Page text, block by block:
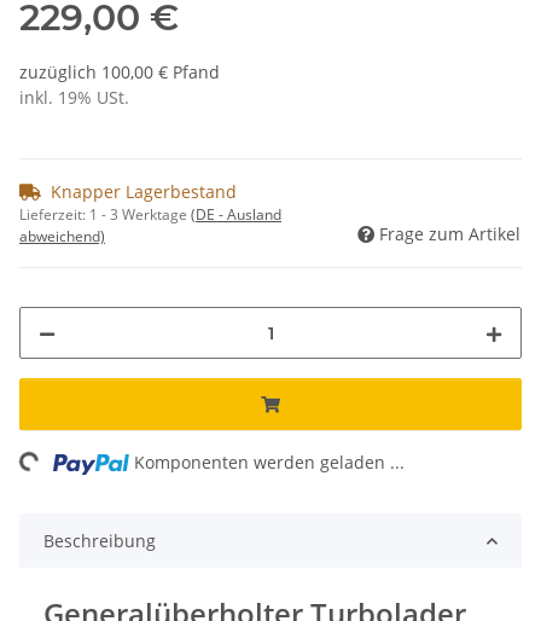
229,00 €
zuzüglich 100,00 € Pfand
inkl. 19% USt.
Knapper Lagerbestand
Lieferzeit: 1 - 3 Werktage (DE - Ausland
abweichend)
Frage zum Artikel
Komponenten werden geladen ...
Beschreibung